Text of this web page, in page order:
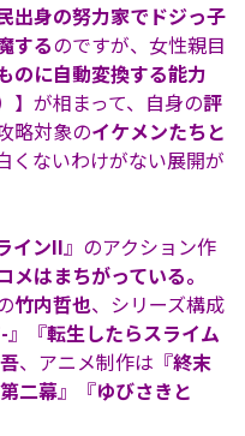
出身の努力家でドジっ子
するのですが、女性親目
のに自動変換する能力
】が相まって、自身の評
略対象のイケメンたちと
くないわけがない展開が
インII』のアクション作
はまちがっている。
竹内哲也、シリーズ構成
』『転生したらスライム
、アニメ制作は『終末
二幕』『ゆびさきと